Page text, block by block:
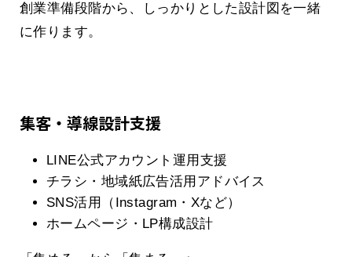
創業準備段階から、しっかりとした設計図を一緒
に作ります。
集客・導線設計支援
LINE公式アカウント運用支援
チラシ・地域紙広告活用アドバイス
SNS活用（Instagram・Xなど）
ホームページ・LP構成設計